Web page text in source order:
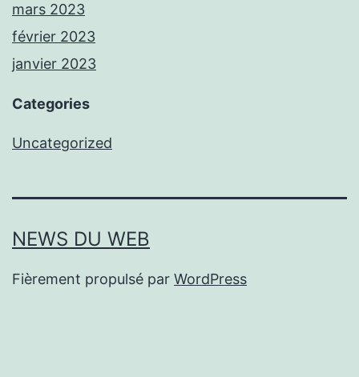
mars 2023
février 2023
janvier 2023
Categories
Uncategorized
NEWS DU WEB
Fièrement propulsé par WordPress